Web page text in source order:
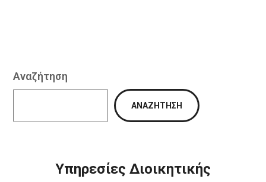
Αναζήτηση
ΑΝΑΖΉΤΗΣΗ
Υπηρεσίες Διοικητικής